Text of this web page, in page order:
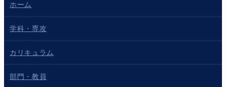
ホーム
学科・専攻
カリキュラム
部門・教員